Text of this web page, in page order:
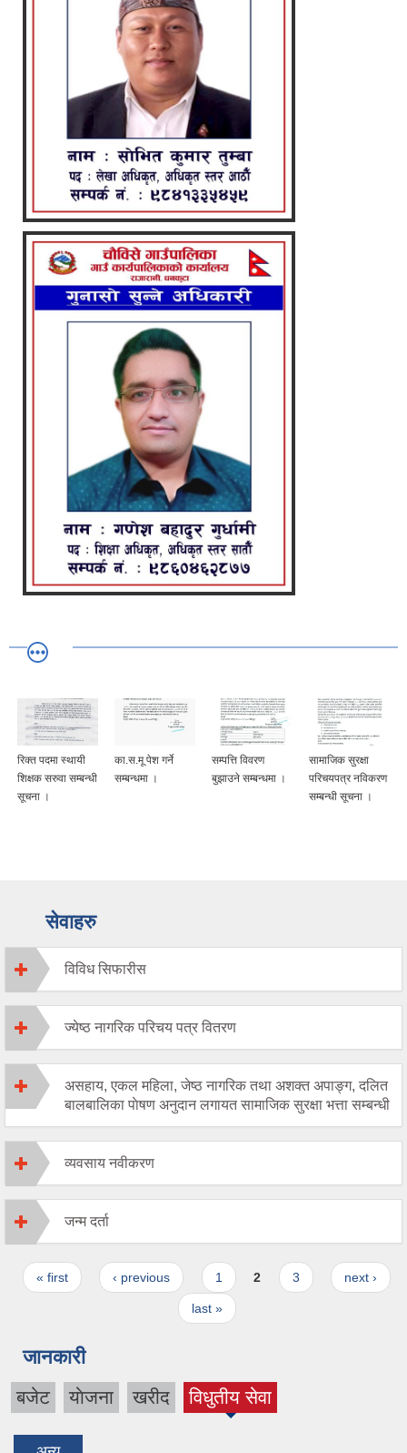
रिक्त पदमा स्थायी
शिक्षक सरुवा सम्बन्धी
सूचना ।
का.स.मू पेश गर्ने
सम्बन्धमा ।
सम्पत्ति विवरण
बुझाउने सम्बन्धमा ।
सामाजिक सुरक्षा
परिचयपत्र नविकरण
सम्बन्धी सूचना ।
सेवाहरु
विविध सिफारीस
ज्येष्ठ नागरिक परिचय पत्र वितरण
असहाय, एकल महिला, जेष्ठ नागरिक तथा अशक्त अपाङ्ग, दलित
बालबालिका पाेषण अनुदान लगायत सामाजिक सुरक्षा भत्ता सम्बन्धी
व्यवसाय नवीकरण
जन्म दर्ता
Pages
« first ‹ previous 1 2 3 next ›
last »
जानकारी
बजेट याेजना खरीद विधुतीय सेवा
(active